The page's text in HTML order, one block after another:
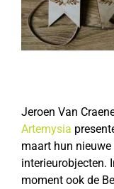
Jeroen Van
Artemysia
maart hun
interieurobjecten.
moment ook de